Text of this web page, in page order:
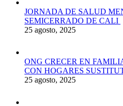
JORNADA DE SALUD
SEMICERRADO DE CALI
25 agosto, 2025
ONG CRECER EN
CON HOGARES
25 agosto, 2025